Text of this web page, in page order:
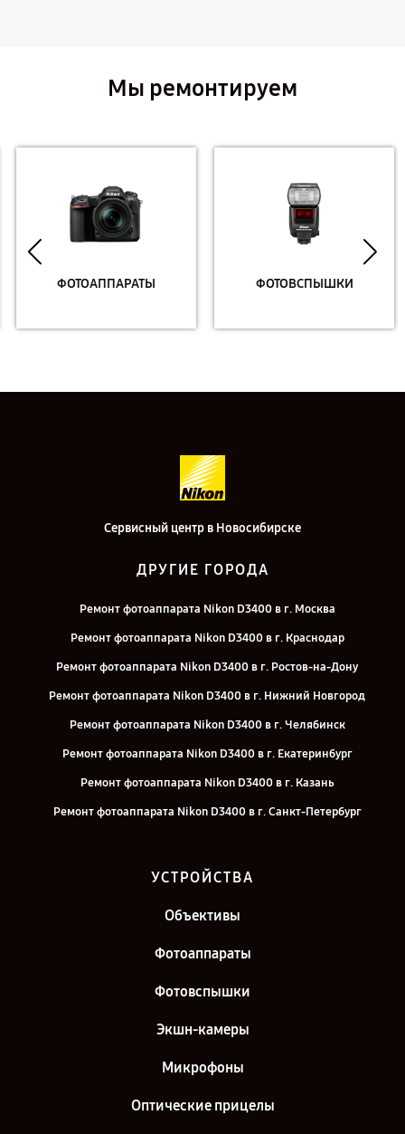
Мы ремонтируем
ФОТОАППАРАТЫ ФОТОВСПЫШКИ
Сервисный центр в Новосибирске
ДРУГИЕ ГОРОДА
Ремонт фотоаппарата Nikon D3400 в г. Москва
Ремонт фотоаппарата Nikon D3400 в г. Краснодар
Ремонт фотоаппарата Nikon D3400 в г. Ростов-на-Дону
Ремонт фотоаппарата Nikon D3400 в г. Нижний Новгород
Ремонт фотоаппарата Nikon D3400 в г. Челябинск
Ремонт фотоаппарата Nikon D3400 в г. Екатеринбург
Ремонт фотоаппарата Nikon D3400 в г. Казань
Ремонт фотоаппарата Nikon D3400 в г. Санкт-Петербург
УСТРОЙСТВА
Объективы
Фотоаппараты
Фотовспышки
Экшн-камеры
Микрофоны
Оптические прицелы